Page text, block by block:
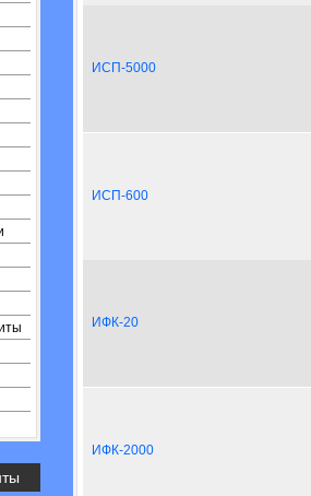
ИСП-5000
ИСП-600
ИФК-20
ИФК-2000